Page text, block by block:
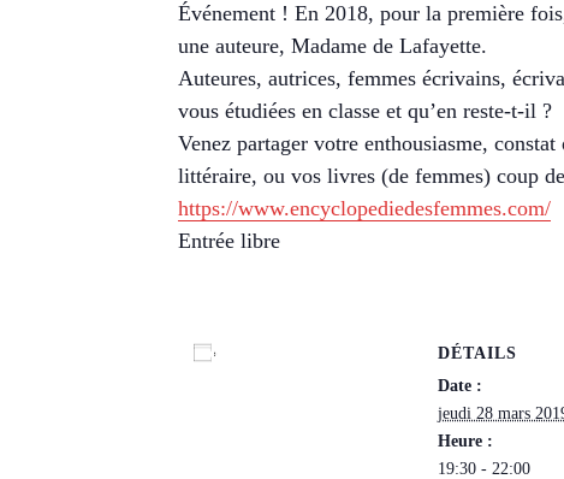
Événement ! En 2018, pour la première
une auteure, Madame de Lafayette.
Auteures, autrices, femmes écrivains,
vous étudiées en classe et qu’en reste-t-il ?
Venez partager votre enthousiasme,
littéraire, ou vos livres (de femmes) coup
https://www.encyclopediedesfemmes.com/
Entrée libre
DÉTAILS
Date :
jeudi 28 mars
Heure :
19:30 - 22:00